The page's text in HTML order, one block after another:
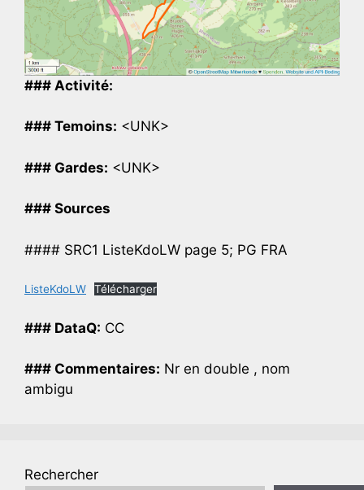
### Activité:
### Temoins: <UNK>
### Gardes: <UNK>
### Sources
#### SRC1 ListeKdoLW page 5; PG FRA
ListeKdoLW Télécharger
### DataQ: CC
### Commentaires: Nr en double , nom
ambigu
Rechercher